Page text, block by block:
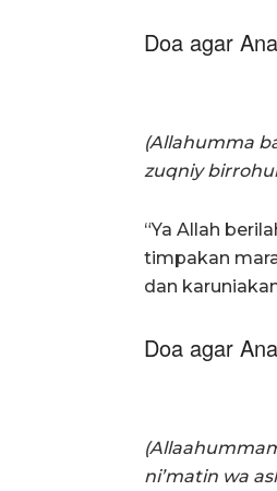
Doa agar
(Allahumma
zuqniy
“Ya Allah
timpakan
dan
Doa agar
ni’matin wa